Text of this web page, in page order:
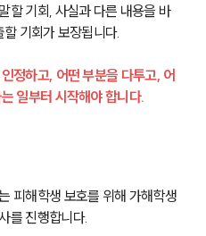
할 기회, 사실과 다른 내용을 바
기회가 보장됩니다.
정하고, 어떤 부분을 다투고, 어
일부터 시작해야 합니다.
피해학생 보호를 위해 가해학생
를 진행합니다.